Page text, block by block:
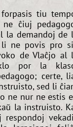
tiu
ĉiuj
la demandoj de
ne povis pro
de Vlaĉjo al
por la
certe,
sed li
ne nur ne estis
la instruisto.
respondoj